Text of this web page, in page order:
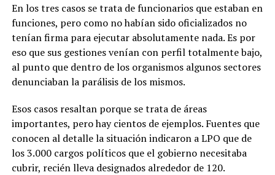
En los tres casos se trata de funcionarios que estaban en
funciones, pero como no habían sido oficializados no
tenían firma para ejecutar absolutamente nada. Es por
eso que sus gestiones venían con perfil totalmente bajo,
al punto que dentro de los organismos algunos sectores
denunciaban la parálisis de los mismos.
Esos casos resaltan porque se trata de áreas
importantes, pero hay cientos de ejemplos. Fuentes que
conocen al detalle la situación indicaron a LPO que de
los 3.000 cargos políticos que el gobierno necesitaba
cubrir, recién lleva designados alrededor de 120.